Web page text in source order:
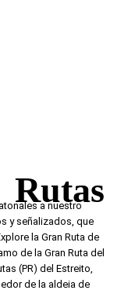
Rutas
a nuestro
y señalizados, que
la Gran Ruta de
de la Gran Ruta del
(PR) del Estreito,
de la aldeia de